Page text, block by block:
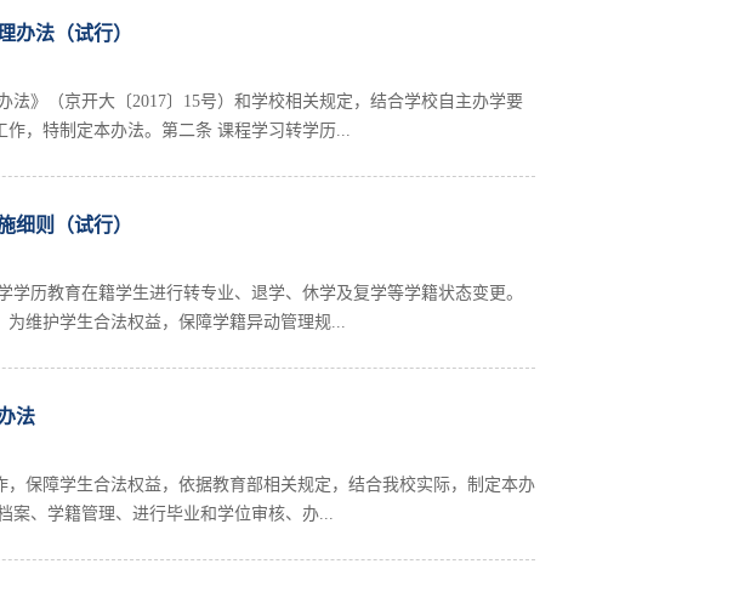
办法（试行）
法》（京开大〔2017〕15号）和学校相关规定，结合学校自主办学要
，特制定本办法。第二条 课程学习转学历...
细则（试行）
历教育在籍学生进行转专业、退学、休学及复学等学籍状态变更。
维护学生合法权益，保障学籍异动管理规...
法
保障学生合法权益，依据教育部相关规定，结合我校实际，制定本办
案、学籍管理、进行毕业和学位审核、办...